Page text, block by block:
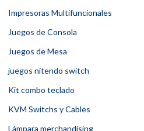
Impresoras Multifuncionales
Juegos de Consola
Juegos de Mesa
juegos nitendo switch
Kit combo teclado
KVM Switchs y Cables
Lámpara merchandising